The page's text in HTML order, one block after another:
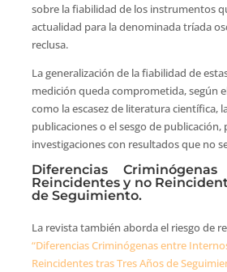
sobre la fiabilidad de los instrumentos
actualidad para la denominada tríada
reclusa.
La generalización de la fiabilidad de
medición queda comprometida, según
como la escasez de literatura científica,
publicaciones o el sesgo de
investigaciones con resultados que no
Diferencias
Reincidentes y no
de Seguimiento.
La revista también aborda el riesgo de
“Diferencias Criminógenas entre
Reincidentes tras Tres Años de